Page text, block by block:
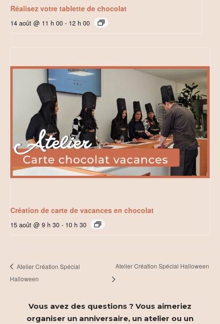
Réalisez votre tablette de chocolat
14 août @ 11 h 00 - 12 h 00
Création de carte de vacances en chocolat
15 août @ 9 h 30 - 10 h 30
Atelier Création Spécial
Halloween
Atelier Création Spécial Halloween
Vous avez des questions ? Vous aimeriez
organiser un anniversaire, un atelier ou un